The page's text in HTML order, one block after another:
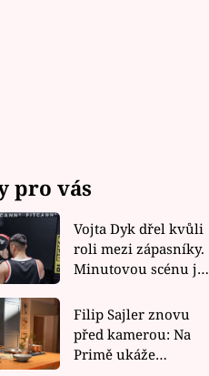
pro vás
Vojta Dyk dřel kvůli
roli mezi zápasníky.
Minutovou scénu jel
Filip Sajler znovu
před kamerou: Na
Primě ukáže